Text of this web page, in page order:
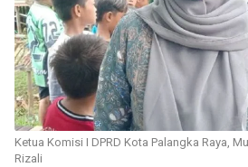
Ketua Komisi I DPRD Kota Palangka Raya,
Rizali